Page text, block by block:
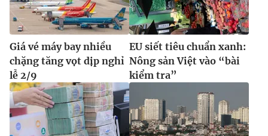
® Cấm sao chép dưới mọi hình thức nếu không có sự chấp
thuận bằng văn bản. Ghi rõ nguồn VTV.vn khi phát hành lại
thông tin từ website này.
Giá vé máy bay nhiều
chặng tăng vọt dịp nghỉ
lễ 2/9
EU siết tiêu chuẩn xanh:
Nông sản Việt vào “bài
kiểm tra”